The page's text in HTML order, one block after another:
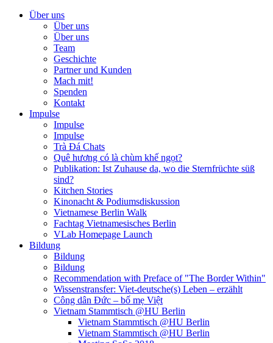
Über uns
Über uns
Über uns
Team
Geschichte
Partner und Kunden
Mach mit!
Spenden
Kontakt
Impulse
Impulse
Impulse
Trà Đá Chats
Quê hương có là chùm khế ngọt?
Publikation: Ist Zuhause da, wo die Sternfrüchte süß
sind?
Kitchen Stories
Kinonacht & Podiumsdiskussion
Vietnamese Berlin Walk
Fachtag Vietnamesisches Berlin
VLab Homepage Launch
Bildung
Bildung
Bildung
Recommendation with Preface of "The Border Within"
Wissenstransfer: Viet-deutsche(s) Leben – erzählt
Công dân Đức – bố mẹ Việt
Vietnam Stammtisch @HU Berlin
Vietnam Stammtisch @HU Berlin
Vietnam Stammtisch @HU Berlin